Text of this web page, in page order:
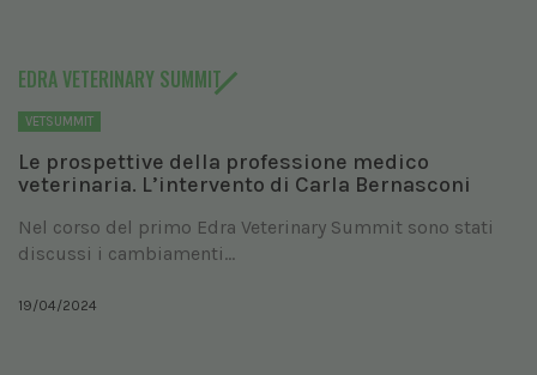
EDRA VETERINARY SUMMIT
VETSUMMIT
Le prospettive della professione medico
veterinaria. L’intervento di Carla Bernasconi
Nel corso del primo Edra Veterinary Summit sono stati
discussi i cambiamenti...
19/04/2024